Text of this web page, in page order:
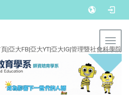
|亞大FB|亞大YT|亞大IG|管理暨社會科學院